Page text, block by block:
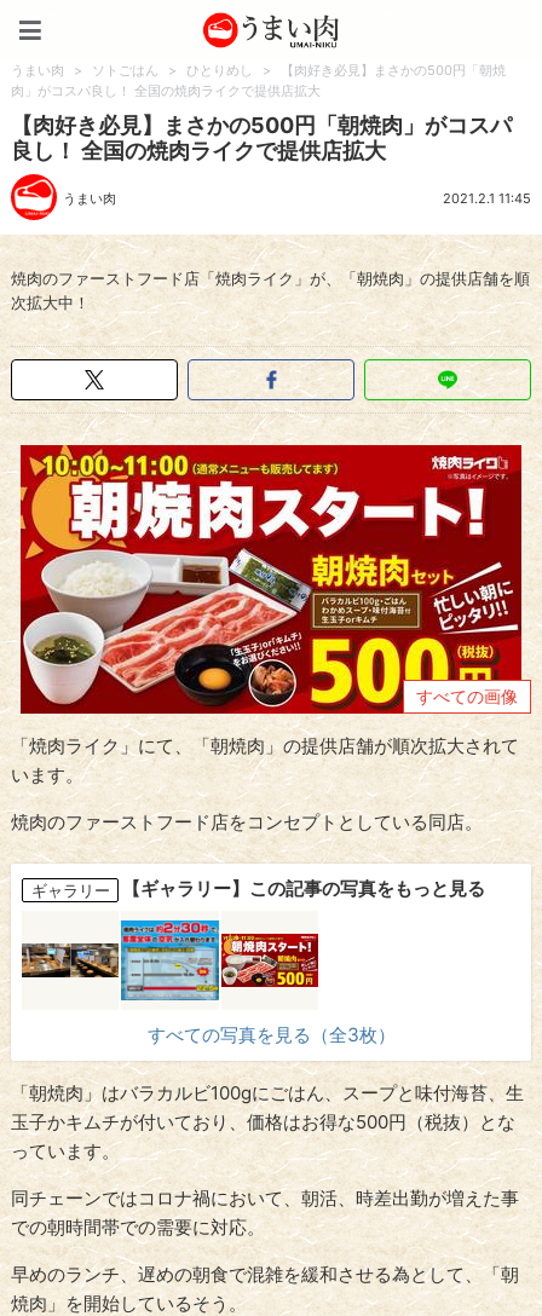
うまい肉 > ソトごはん > ひとりめし >
【肉好き必見】まさかの500円「朝焼
肉」がコスパ良し！ 全国の焼肉ライクで提供店拡大
【肉好き必見】まさかの500円「朝焼肉」がコスパ
良し！ 全国の焼肉ライクで提供店拡大
うまい肉 2021.2.1 11:45
焼肉のファーストフード店「焼肉ライク」が、「朝焼肉」の提供店舗を順
次拡大中！
すべての画像
「焼肉ライク」にて、「朝焼肉」の提供店舗が順次拡大されて
います。
焼肉のファーストフード店をコンセプトとしている同店。
ギャラリー 【ギャラリー】この記事の写真をもっと見る
すべての写真を見る（全3枚）
「朝焼肉」はバラカルビ100gにごはん、スープと味付海苔、生
玉子かキムチが付いており、価格はお得な500円（税抜）とな
っています。
同チェーンではコロナ禍において、朝活、時差出勤が増えた事
での朝時間帯での需要に対応。
早めのランチ、遅めの朝食で混雑を緩和させる為として、「朝
焼肉」を開始しているそう。